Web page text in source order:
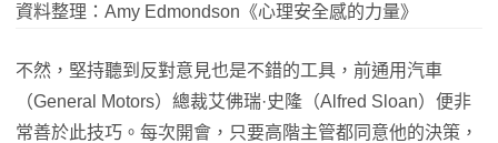
資料整理：Amy Edmondson《心理安全感的力量》
不然，堅持聽到反對意見也是不錯的工具，前通用汽車
（General Motors）總裁艾佛瑞·史隆（Alfred Sloan）便非
常善於此技巧。每次開會，只要高階主管都同意他的決策，